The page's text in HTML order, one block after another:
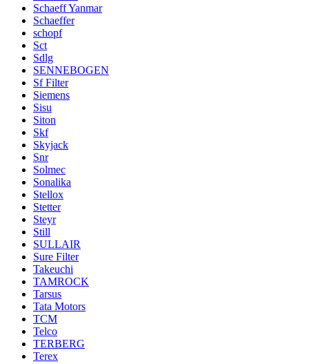
Schaeff Yanmar
Schaeffer
schopf
Sct
Sdlg
SENNEBOGEN
Sf Filter
Siemens
Sisu
Siton
Skf
Skyjack
Snr
Solmec
Sonalika
Stellox
Stetter
Steyr
Still
SULLAIR
Sure Filter
Takeuchi
TAMROCK
Tarsus
Tata Motors
TCM
Telco
TERBERG
Terex